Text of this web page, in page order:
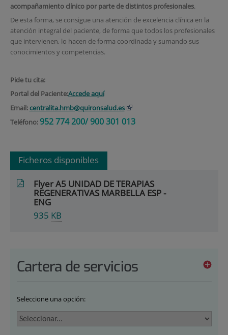
acompañamiento clínico por parte de distintos profesionales.
De esta forma, se consigue una atención de excelencia clínica en la
atención integral del paciente, de forma que todos los profesionales
que intervienen, lo hacen de forma coordinada y sumando sus
conocimientos y competencias.
Pide tu cita:
Portal del Paciente:Accede aquí
Email:centralita.hmb@quironsalud.es
Teléfono: 952 774 200/ 900 301 013
Ficheros disponibles
Flyer A5 UNIDAD DE TERAPIAS
REGENERATIVAS MARBELLA ESP -
ENG
935 KB
Cartera de servicios
Seleccione una opción: